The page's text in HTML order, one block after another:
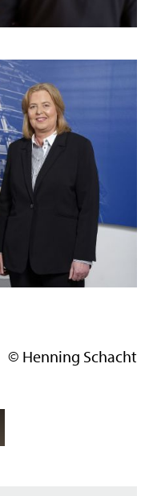
© Henning Schacht